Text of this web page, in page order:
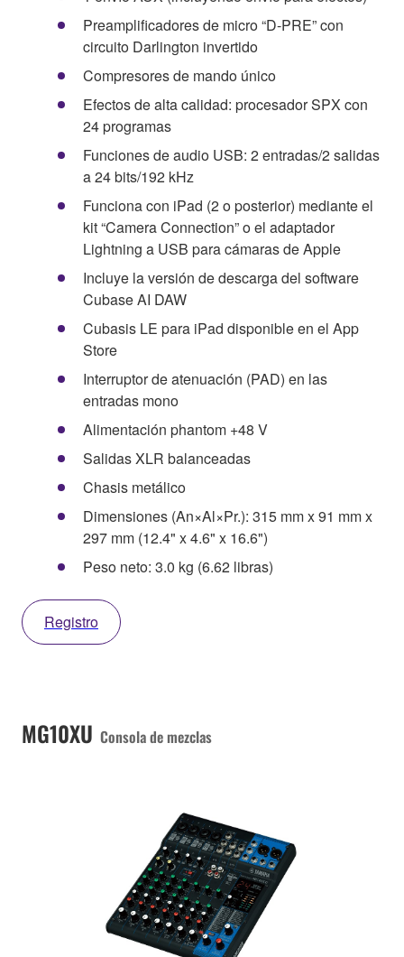
Preamplificadores de micro “D-PRE” con
circuito Darlington invertido
Compresores de mando único
Efectos de alta calidad: procesador SPX con
24 programas
Funciones de audio USB: 2 entradas/2 salidas
a 24 bits/192 kHz
Funciona con iPad (2 o posterior) mediante el
kit “Camera Connection” o el adaptador
Lightning a USB para cámaras de Apple
Incluye la versión de descarga del software
Cubase AI DAW
Cubasis LE para iPad disponible en el App
Store
Interruptor de atenuación (PAD) en las
entradas mono
Alimentación phantom +48 V
Salidas XLR balanceadas
Chasis metálico
Dimensiones (An×Al×Pr.): 315 mm x 91 mm x
297 mm (12.4" x 4.6" x 16.6")
Peso neto: 3.0 kg (6.62 libras)
Registro
MG10XU Consola de mezclas